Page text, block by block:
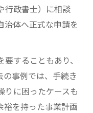
行政書士）に相談
治体へ正式な申請を
することもあり、
の事例では、手続き
りに困ったケースも
裕を持った事業計画